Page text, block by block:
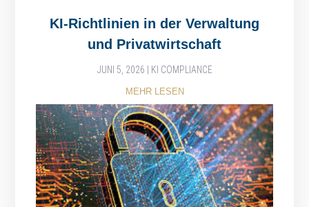
KI-Richtlinien in der Verwaltung
und Privatwirtschaft
JUNI 5, 2026 KI COMPLIANCE
MEHR LESEN